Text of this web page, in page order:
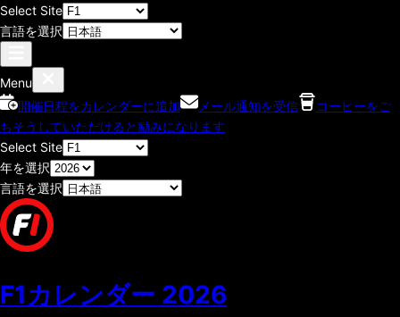
Select Site
言語を選択
Menu
開催日程をカレンダーに追加
メール通知を受信
コーヒーをご
ちそうしていただけると励みになります
Select Site
年を選択
言語を選択
F1カレンダー 2026